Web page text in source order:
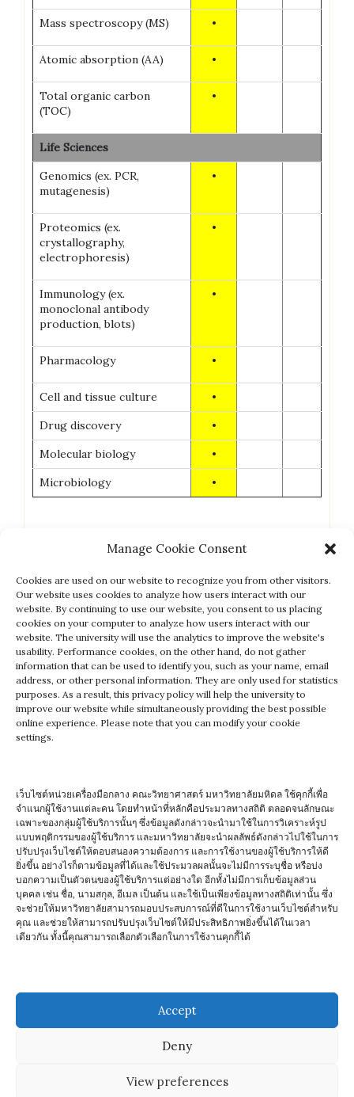
Manage Cookie Consent
Cookies are used on our website to recognize you from other visitors.
Our website uses cookies to analyze how users interact with our
website. By continuing to use our website, you consent to us placing
cookies on your computer to analyze how users interact with our
website. The university will use the analytics to improve the website's
usability. Performance cookies, on the other hand, do not gather
information that can be used to identify you, such as your name, email
address, or other personal information. They are only used for statistics
purposes. As a result, this privacy policy will help the university to
improve our website while simultaneously providing the best possible
online experience. Please note that you can modify your cookie
settings.
เว็บไซต์หน่วยเครื่องมือกลาง คณะวิทยาศาสตร์ มหาวิทยาลัยมหิดล ใช้คุกกี้เพื่อ
จำแนกผู้ใช้งานแต่ละคน โดยทำหน้าที่หลักคือประมวลทางสถิติ ตลอดจนลักษณะ
เฉพาะของกลุ่มผู้ใช้บริการนั้นๆ ซึ่งข้อมูลดังกล่าวจะนำมาใช้ในการวิเคราะห์รูป
แบบพฤติกรรมของผู้ใช้บริการ และมหาวิทยาลัยจะนำผลลัพธ์ดังกล่าวไปใช้ในการ
ปรับปรุงเว็บไซต์ให้ตอบสนองความต้องการ และการใช้งานของผู้ใช้บริการให้ดี
ยิ่งขึ้น อย่างไรก็ตามข้อมูลที่ได้และใช้ประมวลผลนั้นจะไม่มีการระบุชื่อ หรือบ่ง
บอกความเป็นตัวตนของผู้ใช้บริการแต่อย่างใด อีกทั้งไม่มีการเก็บข้อมูลส่วน
บุคคล เช่น ชื่อ, นามสกุล, อีเมล เป็นต้น และใช้เป็นเพียงข้อมูลทางสถิติเท่านั้น ซึ่ง
จะช่วยให้มหาวิทยาลัยสามารถมอบประสบการณ์ที่ดีในการใช้งานเว็บไซต์สำหรับ
คุณ และช่วยให้สามารถปรับปรุงเว็บไซต์ให้มีประสิทธิภาพยิ่งขึ้นได้ในเวลา
เดียวกัน ทั้งนี้คุณสามารถเลือกตัวเลือกในการใช้งานคุกกี้ได้
Accept
Deny
View preferences
Mass spectroscopy (MS) •
Atomic absorption (AA) •
Total organic carbon
(TOC)
•
Life Sciences
Genomics (ex. PCR,
mutagenesis)
•
Proteomics (ex.
crystallography,
electrophoresis)
•
Immunology (ex.
monoclonal antibody
production, blots)
•
Pharmacology •
Cell and tissue culture
•
Drug discovery
•
Molecular biology
•
Microbiology
•
ภาพกิจกรรม-อบรม
2020-12-3_4_GC Workshop
2020-02-26 DSC and TGA seminar
2019-11-19_Orbitrap™ HRAM Technology
2019-10-17_Attune NxT Acoustic
Focusing Cytometer: The Next
Generation in Flow Cytometry
Technology update
Copyright © 2026 Central Instrument Facility (CIF)